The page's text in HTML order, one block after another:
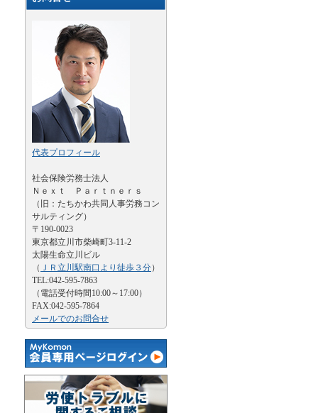
代表プロフィール
社会保険労務士法人
Ｎｅｘｔ Ｐａｒｔｎｅｒｓ
（旧：たちかわ共同人事労務コン
サルティング）
〒190-0023
東京都立川市柴崎町3-11-2
太陽生命立川ビル
（ ＪＲ立川駅南口より徒歩３分）
TEL:042-595-7863
（電話受付時間10:00～17:00）
FAX:042-595-7864
メールでのお問合せ